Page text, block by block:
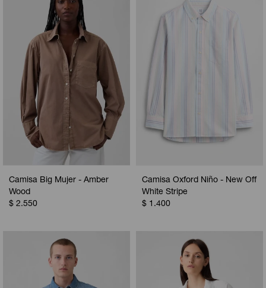
Camisa Big Mujer - Amber
Wood
$ 2.550
Camisa Oxford Niño - New Off
White Stripe
$ 1.400